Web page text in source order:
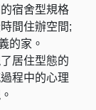
宿舍型規格
間住辦空間;
的家。
居住型態的
程中的心理